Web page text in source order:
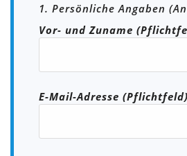
1. Persönliche Angaben
Vor- und Zuname
E-Mail-Adresse (Pflichtfeld)